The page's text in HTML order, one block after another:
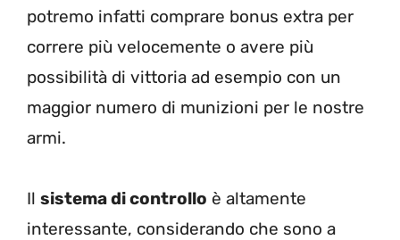
potremo infatti comprare bonus extra per
correre più velocemente o avere più
possibilità di vittoria ad esempio con un
maggior numero di munizioni per le nostre
armi.
Il sistema di controllo è altamente
interessante, considerando che sono a